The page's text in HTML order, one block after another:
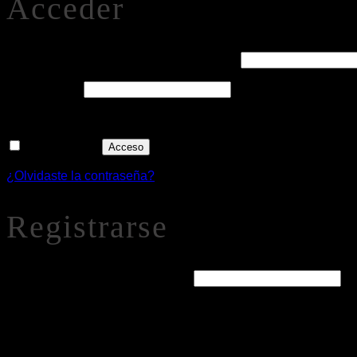
Acceder
Acceso
¿Olvidaste la contraseña?
Registrarse